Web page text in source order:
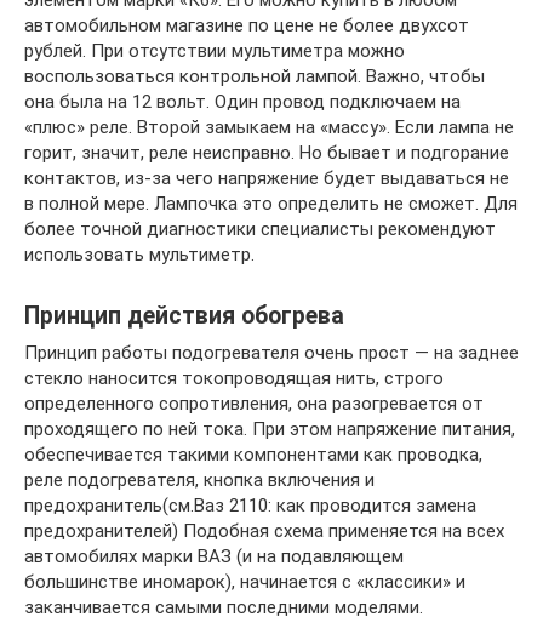
автомобильном магазине по цене не более двухсот
рублей. При отсутствии мультиметра можно
воспользоваться контрольной лампой. Важно, чтобы
она была на 12 вольт. Один провод подключаем на
«плюс» реле. Второй замыкаем на «массу». Если лампа не
горит, значит, реле неисправно. Но бывает и подгорание
контактов, из-за чего напряжение будет выдаваться не
в полной мере. Лампочка это определить не сможет. Для
более точной диагностики специалисты рекомендуют
использовать мультиметр.
Принцип действия обогрева
Принцип работы подогревателя очень прост — на заднее
стекло наносится токопроводящая нить, строго
определенного сопротивления, она разогревается от
проходящего по ней тока. При этом напряжение питания,
обеспечивается такими компонентами как проводка,
реле подогревателя, кнопка включения и
предохранитель(см.Ваз 2110: как проводится замена
предохранителей) Подобная схема применяется на всех
автомобилях марки ВАЗ (и на подавляющем
большинстве иномарок), начинается с «классики» и
заканчивается самыми последними моделями.